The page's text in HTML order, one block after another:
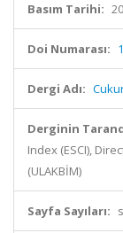
Basım Tarihi:
Doi Numarası:
Dergi Adı:
Derginin
Index (ESCI),
(ULAKBİM)
Sayfa Sayıları: